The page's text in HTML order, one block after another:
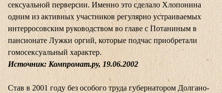
сексуальной перверсии. Именно это сделало Хлопонина
одним из активных участников регулярно устраиваемых
интерросовским руководством во главе с Потаниным в
пансионате Лужки оргий, которые подчас приобретали
гомосексуальный характер.
Источник: Компромат.ру, 19.06.2002
Став в 2001 году без особого труда губернатором Долгано-